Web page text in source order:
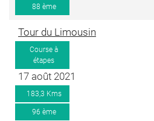
88 ème
Tour du Limousin
Course à
étapes
17 août 2021
183,3 Kms
96 ème